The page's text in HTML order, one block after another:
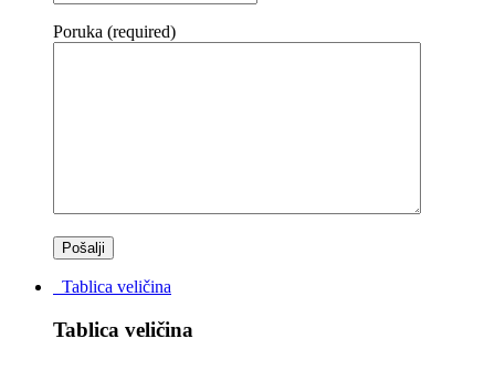
Poruka (required)
Tablica veličina
Tablica veličina